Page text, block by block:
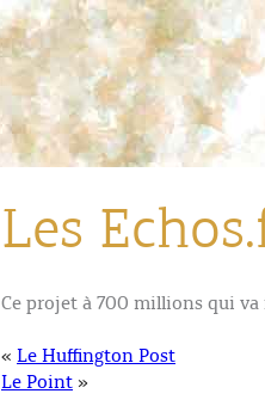
Les
Ce projet à 700 millions qui va
« Le Huffington Post
Le Point »